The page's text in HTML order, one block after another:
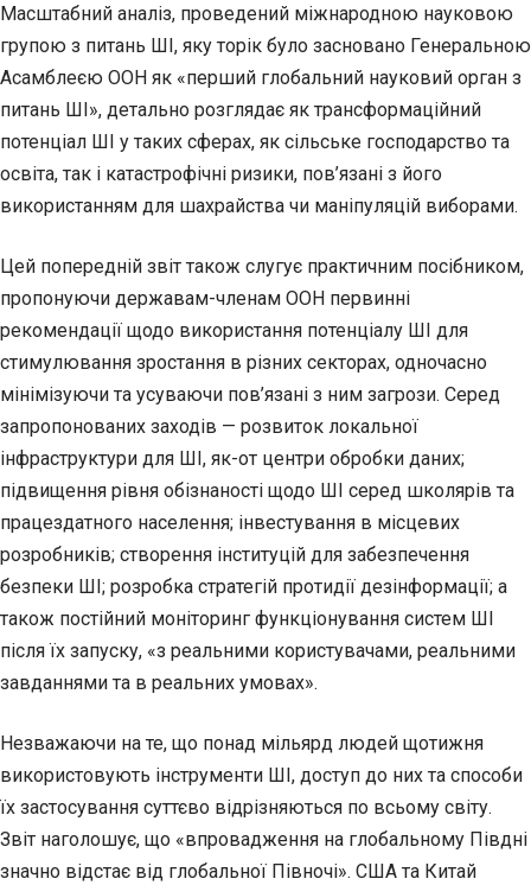
Масштабний аналіз, проведений міжнародною науковою
групою з питань ШІ, яку торік було засновано Генеральною
Асамблеєю ООН як «перший глобальний науковий орган з
питань ШІ», детально розглядає як трансформаційний
потенціал ШІ у таких сферах, як сільське господарство та
освіта, так і катастрофічні ризики, пов’язані з його
використанням для шахрайства чи маніпуляцій виборами.
Цей попередній звіт також слугує практичним посібником,
пропонуючи державам-членам ООН первинні
рекомендації щодо використання потенціалу ШІ для
стимулювання зростання в різних секторах, одночасно
мінімізуючи та усуваючи пов’язані з ним загрози. Серед
запропонованих заходів — розвиток локальної
інфраструктури для ШІ, як-от центри обробки даних;
підвищення рівня обізнаності щодо ШІ серед школярів та
працездатного населення; інвестування в місцевих
розробників; створення інституцій для забезпечення
безпеки ШІ; розробка стратегій протидії дезінформації; а
також постійний моніторинг функціонування систем ШІ
після їх запуску, «з реальними користувачами, реальними
завданнями та в реальних умовах».
Незважаючи на те, що понад мільярд людей щотижня
використовують інструменти ШІ, доступ до них та способи
їх застосування суттєво відрізняються по всьому світу.
Звіт наголошує, що «впровадження на глобальному Півдні
значно відстає від глобальної Півночі». США та Китай